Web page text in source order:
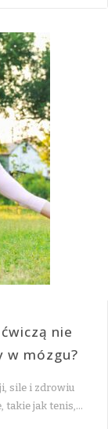
nie
w mózgu?
sile i zdrowiu
takie jak tenis,…